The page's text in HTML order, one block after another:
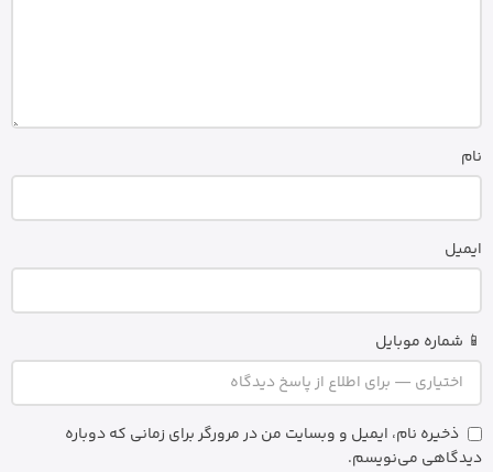
نام
ایمیل
📱 شماره موبایل
ذخیره نام، ایمیل و وبسایت من در مرورگر برای زمانی که دوباره
دیدگاهی می‌نویسم.